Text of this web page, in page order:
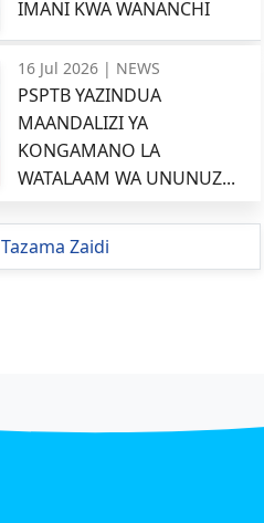
IMANI KWA WANANCHI
16 Jul 2026 | NEWS
PSPTB YAZINDUA
MAANDALIZI YA
KONGAMANO LA
WATALAAM WA UNUNUZ...
Tazama Zaidi